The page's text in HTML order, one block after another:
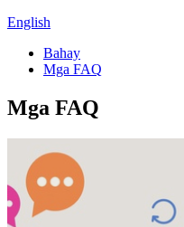
English
Bahay
Mga FAQ
Mga FAQ